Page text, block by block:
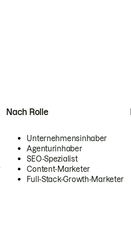
Nach Rolle
Unternehmensinhaber
Agenturinhaber
SEO-Spezialist
Content-Marketer
Full-Stack-Growth-Marketer